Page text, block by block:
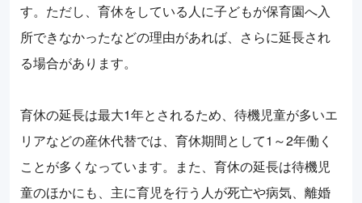
す。ただし、育休をしている人に子どもが保育園へ入
所できなかったなどの理由があれば、さらに延長され
る場合があります。
育休の延長は最大1年とされるため、待機児童が多いエ
リアなどの産休代替では、育休期間として1～2年働く
ことが多くなっています。また、育休の延長は待機児
童のほかにも、主に育児を行う人が死亡や病気、離婚